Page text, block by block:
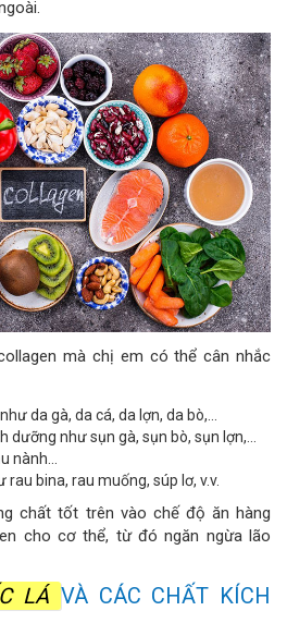
mà chị em có thể cân nhắc
da gà, da cá, da lợn, da bò,…
dưỡng như sụn gà, sụn bò, sụn lợn,…
nành...
rau bina, rau muống, súp lơ, v.v.
chất tốt trên vào chế độ ăn hàng
cho cơ thể, từ đó ngăn ngừa lão
LÁ VÀ CÁC CHẤT KÍCH